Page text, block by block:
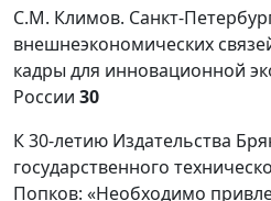
С.М. Климов. Санкт-
внешнеэкономических
кадры для инновационной
России 30
К 30-летию Издательства
государственного
Попков: «Необходимо